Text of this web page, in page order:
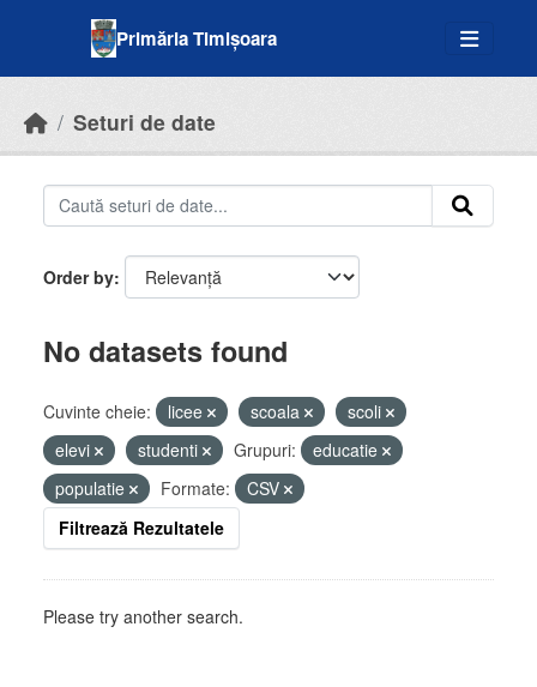
Primăria Timișoara
Seturi de date
Order by
No datasets found
Cuvinte cheie: licee scoala
scoli
elevi
studenti Grupuri:
educatie
populatie
Formate:
CSV
Filtrează Rezultatele
Please try another search.